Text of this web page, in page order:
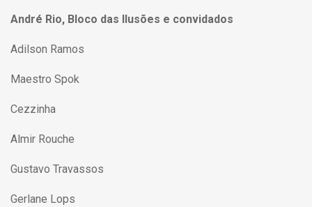
André Rio, Bloco das Ilusões e convidados
Adilson Ramos
Maestro Spok
Cezzinha
Almir Rouche
Gustavo Travassos
Gerlane Lops